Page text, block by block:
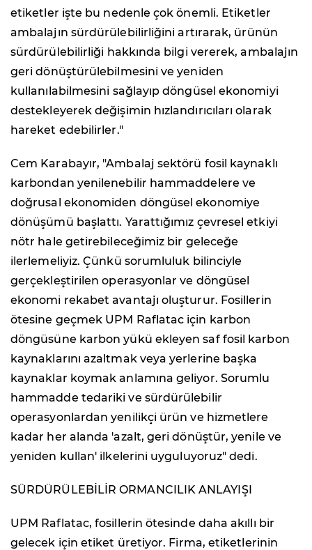
etiketler işte bu nedenle çok önemli. Etiketler
ambalajın sürdürülebilirliğini artırarak, ürünün
sürdürülebilirliği hakkında bilgi vererek, ambalajın
geri dönüştürülebilmesini ve yeniden
kullanılabilmesini sağlayıp döngüsel ekonomiyi
destekleyerek değişimin hızlandırıcıları olarak
hareket edebilirler."
Cem Karabayır, "Ambalaj sektörü fosil kaynaklı
karbondan yenilenebilir hammaddelere ve
doğrusal ekonomiden döngüsel ekonomiye
dönüşümü başlattı. Yarattığımız çevresel etkiyi
nötr hale getirebileceğimiz bir geleceğe
ilerlemeliyiz. Çünkü sorumluluk bilinciyle
gerçekleştirilen operasyonlar ve döngüsel
ekonomi rekabet avantajı oluşturur. Fosillerin
ötesine geçmek UPM Raflatac için karbon
döngüsüne karbon yükü ekleyen saf fosil karbon
kaynaklarını azaltmak veya yerlerine başka
kaynaklar koymak anlamına geliyor. Sorumlu
hammadde tedariki ve sürdürülebilir
operasyonlardan yenilikçi ürün ve hizmetlere
kadar her alanda 'azalt, geri dönüştür, yenile ve
yeniden kullan' ilkelerini uyguluyoruz" dedi.
SÜRDÜRÜLEBİLİR ORMANCILIK ANLAYIŞI
UPM Raflatac, fosillerin ötesinde daha akıllı bir
gelecek için etiket üretiyor. Firma, etiketlerinin